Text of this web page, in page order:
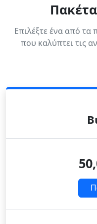
Επιλέξτε ένα από τα
που καλύπτει τις